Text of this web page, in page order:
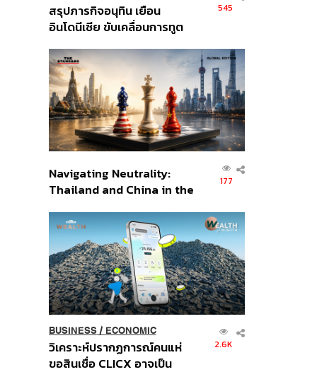
สรุปภารกิจอนุทิน เยือน
อินโดนีเซีย ขับเคลื่อนการทูต
ส่วนยุทธศาสตร์ไทย –
อินโดนีเซีย
545
Navigating Neutrality:
Thailand and China in the
Order
177
BUSINESS/ ECONOMIC
วิเคราะห์ปรากฏการณ์คนแห่
ขอสินเชื่อ CLICX อาจเป็น
2.6K